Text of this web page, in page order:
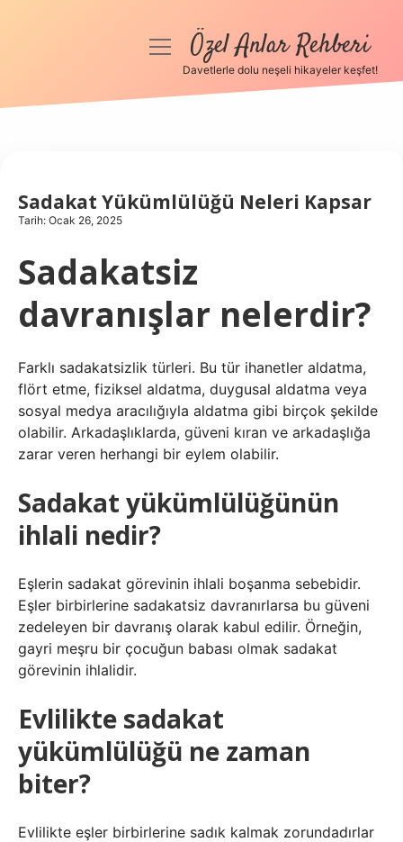
Anasayfa
Hakkımızda
menüyüÖzel Anlar Rehberi
Davetlerle dolu neşeli hikayeler keşfet!
Sadakat Yükümlülüğü Neleri Kapsar
Tarih: Ocak 26, 2025
Sadakatsiz
davranışlar nelerdir?
Farklı sadakatsizlik türleri. Bu tür ihanetler aldatma,
flört etme, fiziksel aldatma, duygusal aldatma veya
sosyal medya aracılığıyla aldatma gibi birçok şekilde
olabilir. Arkadaşlıklarda, güveni kıran ve arkadaşlığa
zarar veren herhangi bir eylem olabilir.
Sadakat yükümlülüğünün
ihlali nedir?
Eşlerin sadakat görevinin ihlali boşanma sebebidir.
Eşler birbirlerine sadakatsiz davranırlarsa bu güveni
zedeleyen bir davranış olarak kabul edilir. Örneğin,
gayri meşru bir çocuğun babası olmak sadakat
görevinin ihlalidir.
Evlilikte sadakat
yükümlülüğü ne zaman
biter?
Evlilikte eşler birbirlerine sadık kalmak zorundadırlar